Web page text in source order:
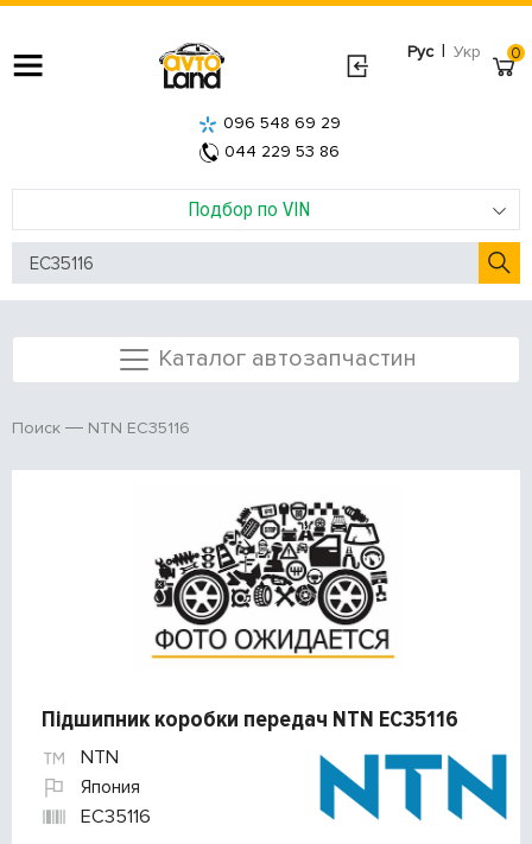
Рус | Укр
Подбор по VIN
096 548 69 29
044 229 53 86
0
Каталог автозапчастин
Поиск NTN EC35116
Підшипник коробки передач NTN EC35116
NTN
Япония
EC35116